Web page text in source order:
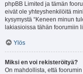
phpBB Limited ja tämän
eivät ole yhteyshenkilöitä
kysymystä “Keneen minun
lakiasioissa tähän foorumiin
Ylös
Miksi en voi rekisteröityä?
On mahdollista, että